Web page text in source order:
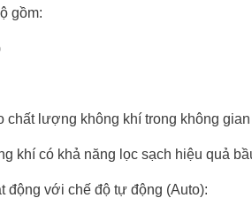
gồm:
chất lượng không khí trong không gian
khí có khả năng lọc sạch hiệu quả
động với chế độ tự động (Auto):